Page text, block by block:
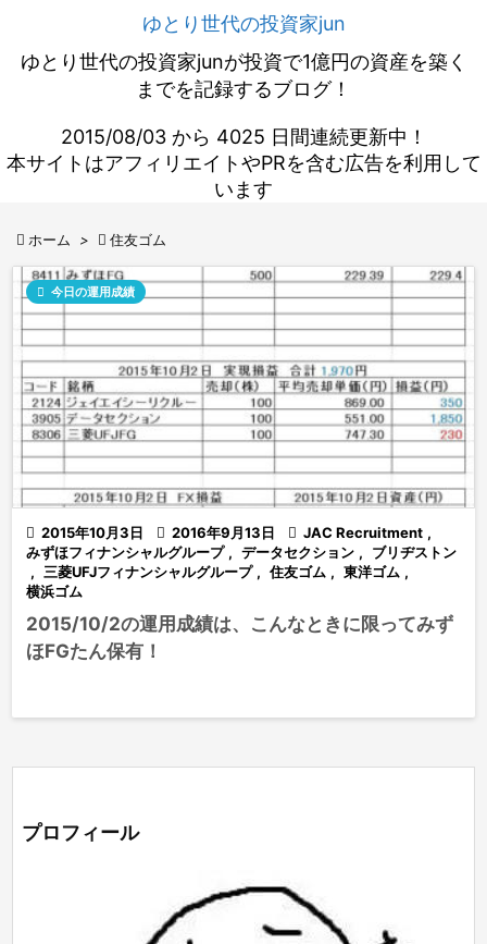
ゆとり世代の投資家jun
ゆとり世代の投資家junが投資で1億円の資産を築く
までを記録するブログ！
2015/08/03 から 4025 日間連続更新中！
本サイトはアフィリエイトやPRを含む広告を利用して
います
 ホーム >  住友ゴム
 2015年10月3日  2016年9月13日
 今日の運用成績
 JAC Recruitment ,
みずほフィナンシャルグループ , データセクション ,
ブリヂストン
,
三菱UFJフィナンシャルグループ , 住友ゴム , 東洋ゴム ,
横浜ゴム
2015/10/2の運用成績は、こんなときに限ってみず
ほFGたん保有！
プロフィール